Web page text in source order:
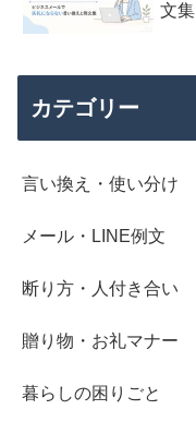
文集
カテゴリー
言い換え・使い分け
メール・LINE例文
断り方・人付き合い
贈り物・お礼マナー
暮らしの困りごと